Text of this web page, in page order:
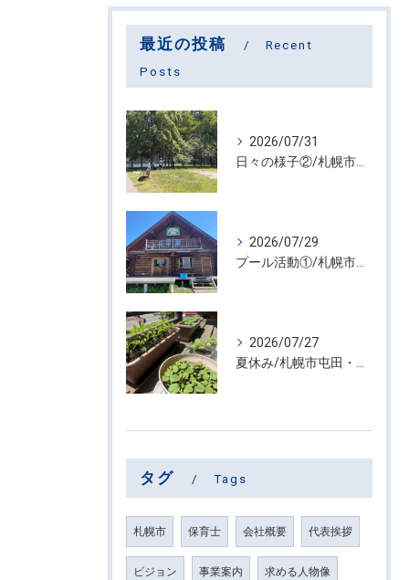
最近の投稿
Recent
Posts
2026/07/31
2026/07/29
2026/07/27
タグ Tags
札幌市 保育士 会社概要 代表挨拶
ビジョン 事業案内 求める人物像